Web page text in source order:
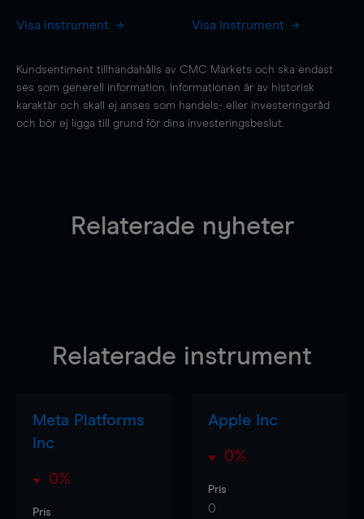
Visa instrument Visa instrument
Kundsentiment tillhandahålls av CMC Markets och ska endast
ses som generell information. Informationen är av historisk
karaktär och skall ej anses som handels- eller investeringsråd
och bör ej ligga till grund för dina investeringsbeslut.
Relaterade nyheter
Relaterade instrument
Meta Platforms
Inc
0%
Pris
Apple Inc
0%
Pris
0